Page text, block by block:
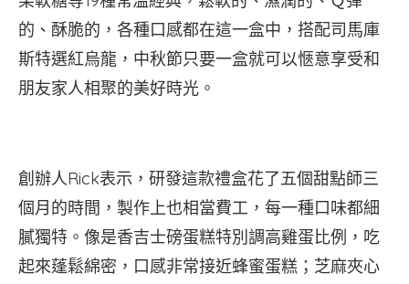
的、酥脆的，各種口感都在這一盒中，搭配司馬庫
斯特選紅烏龍，中秋節只要一盒就可以愜意享受和
朋友家人相聚的美好時光。
創辦人Rick表示，研發這款禮盒花了五個甜點師三
個月的時間，製作上也相當費工，每一種口味都細
膩獨特。像是香吉士磅蛋糕特別調高雞蛋比例，吃
起來蓬鬆綿密，口感非常接近蜂蜜蛋糕；芝麻夾心